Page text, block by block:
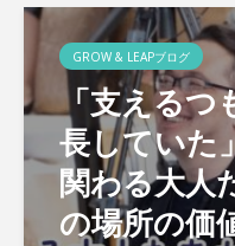
GROW & LEAPブログ
「支えるつ
長していた
関わる大人
の場所の価